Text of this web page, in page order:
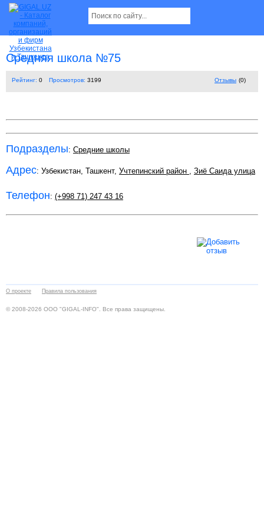
Средняя школа №75
Рейтинг: 0 Просмотров: 3199 Отзывы (0)
Подразделы: Средние школы
Адрес: Узбекистан, Ташкент, Учтепинский район , Зиё Саида улица
Телефон: (+998 71) 247 43 16
О проекте Правила пользования
© 2008-2026 ООО "GIGAL-INFO". Все права защищены.